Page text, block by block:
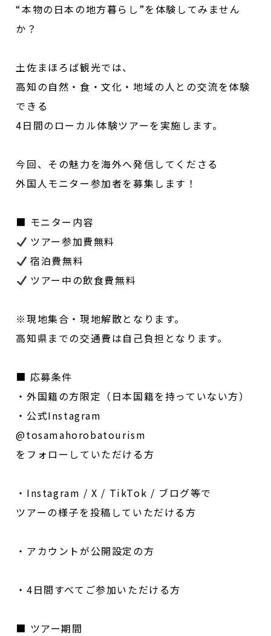
“本物の日本の地方暮らし ”を体験してみません
か？
土佐まほろば観光では、
高知の自然・食・文化・地域の人との交流を体験
できる
4日間のローカル体験ツアーを実施します。
今回、その魅力を海外へ発信してくださる
外国人モニター参加者を募集します！
■ モニター内容
ツアー参加費無料
宿泊費無料
ツアー中の飲食費無料
※現地集合・現地解散となります。
高知県までの交通費は自己負担となります。
■ 応募条件
・外国籍の方限定（日本国籍を持っていない方）
・公式Instagram
@tosamahorobatourism
をフォローしていただける方
・ Instagram / X / TikTok / ブログ等で
ツアーの様子を投稿していただける方
・アカウントが公開設定の方
・4日間すべてご参加いただける方
■ ツアー期間